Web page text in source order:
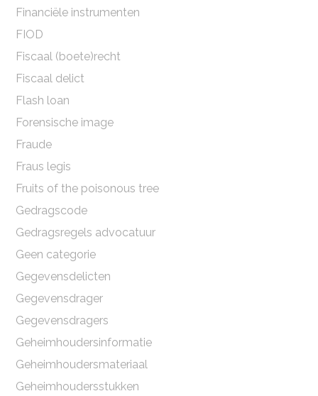
Financiële instrumenten
FIOD
Fiscaal (boete)recht
Fiscaal delict
Flash loan
Forensische image
Fraude
Fraus legis
Fruits of the poisonous tree
Gedragscode
Gedragsregels advocatuur
Geen categorie
Gegevensdelicten
Gegevensdrager
Gegevensdragers
Geheimhoudersinformatie
Geheimhoudersmateriaal
Geheimhoudersstukken